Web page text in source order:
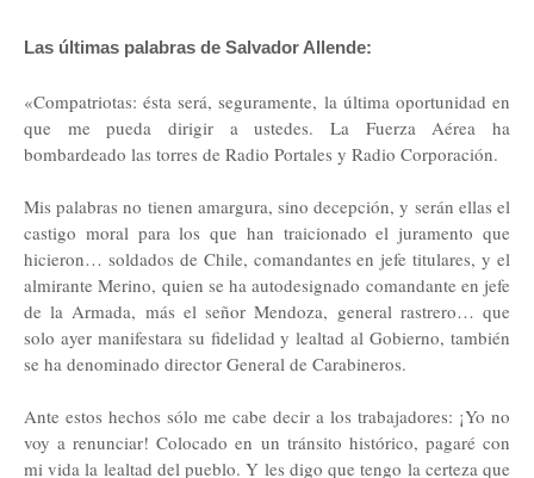
Las últimas palabras de Salvador Allende:
«Compatriotas: ésta será, seguramente, la última oportunidad en
que me pueda dirigir a ustedes. La Fuerza Aérea ha
bombardeado las torres de Radio Portales y Radio Corporación.
Mis palabras no tienen amargura, sino decepción, y serán ellas el
castigo moral para los que han traicionado el juramento que
hicieron… soldados de Chile, comandantes en jefe titulares, y el
almirante Merino, quien se ha autodesignado comandante en jefe
de la Armada, más el señor Mendoza, general rastrero… que
solo ayer manifestara su fidelidad y lealtad al Gobierno, también
se ha denominado director General de Carabineros.
Ante estos hechos sólo me cabe decir a los trabajadores: ¡Yo no
voy a renunciar! Colocado en un tránsito histórico, pagaré con
mi vida la lealtad del pueblo. Y les digo que tengo la certeza que